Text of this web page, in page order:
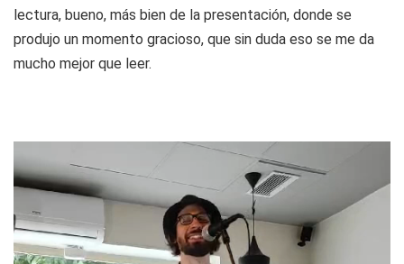
lectura, bueno, más bien de la presentación, donde se
produjo un momento gracioso, que sin duda eso se me da
mucho mejor que leer.